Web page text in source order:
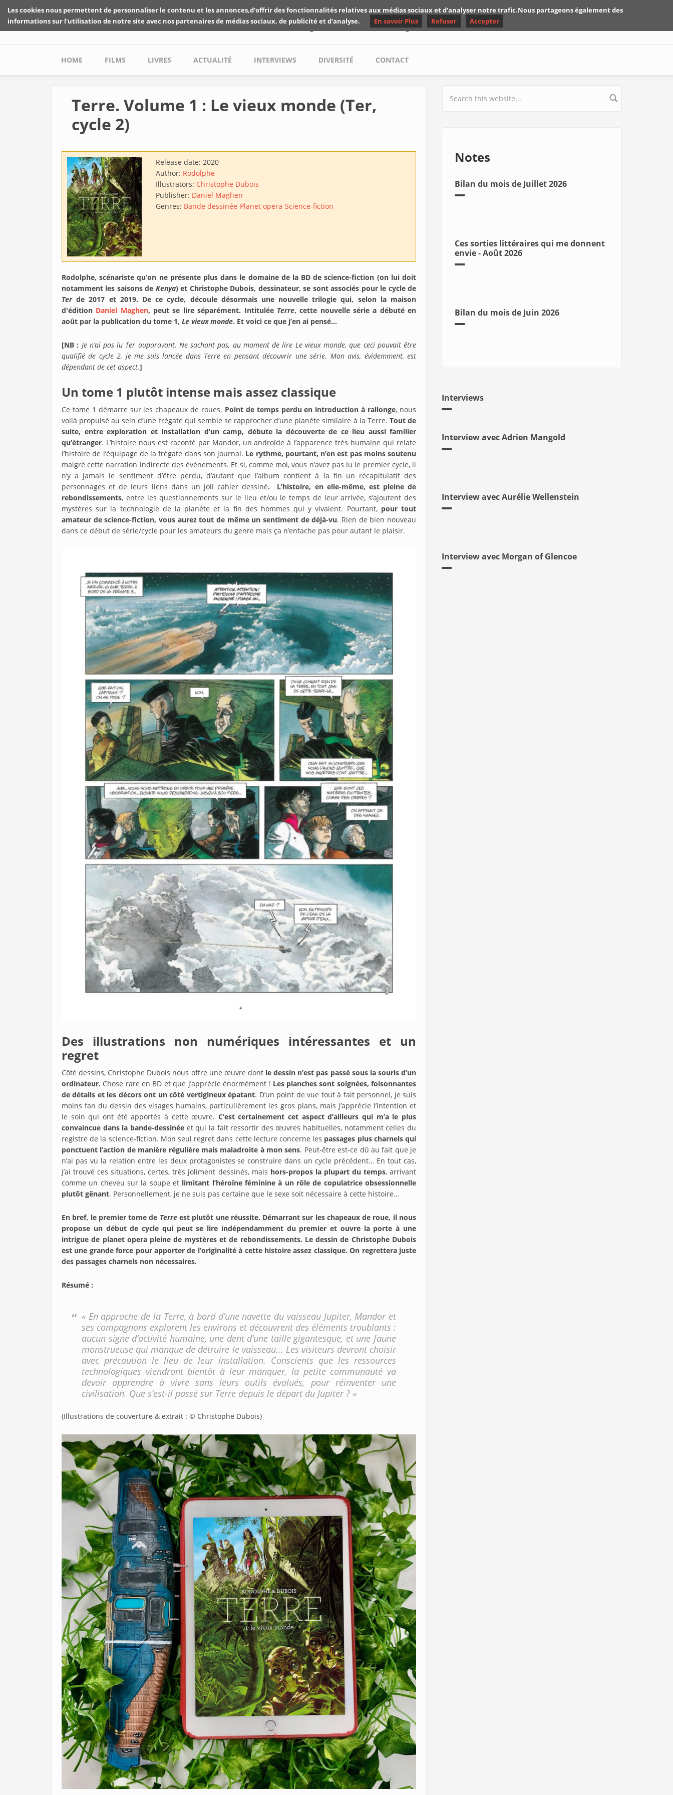
Skip to main content
Les critiques de Yuyine
Main menu
HOME FILMS LIVRES ACTUALITÉ INTERVIEWS DIVERSITÉ CONTACT
Terre. Volume 1 : Le vieux monde (Ter,
cycle 2)
Release date: 2020
Author: Rodolphe
Illustrators: Christophe Dubois
Publisher: Daniel Maghen
Genres: Bande dessinée Planet opera Science-fiction
Rodolphe, scénariste qu’on ne présente plus dans le domaine de la BD de science-fiction (on lui doit
notamment les saisons de Kenya) et Christophe Dubois, dessinateur, se sont associés pour le cycle de
Terde 2017 et 2019. De ce cycle, découle désormais une nouvelle trilogie qui, selon la maison
d'édition Daniel Maghen, peut se lire séparément. Intitulée Terre, cette nouvelle série a débuté en
août par la publication du tome 1, Le vieux monde. Et voici ce que j’en ai pensé…
[NB : Je n’ai pas lu Ter auparavant. Ne sachant pas, au moment de lire Le vieux monde, que ceci pouvait être
qualifié de cycle 2, je me suis lancée dans Terre en pensant découvrir une série. Mon avis, évidemment, est
dépendant de cet aspect.]
Un tome 1 plutôt intense mais assez classique
Ce tome 1 démarre sur les chapeaux de roues. Point de temps perdu en introduction à rallonge, nous
voilà propulsé au sein d’une frégate qui semble se rapprocher d’une planète similaire à la Terre. Tout de
suite, entre exploration et installation d’un camp, débute la découverte de ce lieu aussi familier
qu’étranger. L’histoire nous est raconté par Mandor, un androïde à l’apparence très humaine qui relate
l’histoire de l’équipage de la frégate dans son journal. Le rythme, pourtant, n’en est pas moins soutenu
malgré cette narration indirecte des événements. Et si, comme moi, vous n’avez pas lu le premier cycle, il
n’y a jamais le sentiment d’être perdu, d’autant que l’album contient à la fin un récapitulatif des
personnages et de leurs liens dans un joli cahier dessiné. L’histoire, en elle-même, est pleine de
rebondissements, entre les questionnements sur le lieu et/ou le temps de leur arrivée, s’ajoutent des
mystères sur la technologie de la planète et la fin des hommes qui y vivaient. Pourtant, pour tout
amateur de science-fiction, vous aurez tout de même un sentiment de déjà-vu. Rien de bien nouveau
dans ce début de série/cycle pour les amateurs du genre mais ça n’entache pas pour autant le plaisir.
Des illustrations non numériques intéressantes et un
regret
Côté dessins, Christophe Dubois nous offre une œuvre dont le dessin n’est pas passé sous la souris d’un
ordinateur. Chose rare en BD et que j’apprécie énormément ! Les planches sont soignées, foisonnantes
de détails et les décors ont un côté vertigineux épatant. D’un point de vue tout à fait personnel, je suis
moins fan du dessin des visages humains, particulièrement les gros plans, mais j’apprécie l’intention et
le soin qui ont été apportés à cette œuvre. C’est certainement cet aspect d’ailleurs qui m’a le plus
convaincue dans la bande-dessinéeet qui la fait ressortir des œuvres habituelles, notamment celles du
registre de la science-fiction. Mon seul regret dans cette lecture concerne les passages plus charnels qui
ponctuent l’action de manière régulière mais maladroite à mon sens. Peut-être est-ce dû au fait que je
n’ai pas vu la relation entre les deux protagonistes se construire dans un cycle précédent… En tout cas,
j’ai trouvé ces situations, certes, très joliment dessinés, mais hors-propos la plupart du temps, arrivant
comme un cheveu sur la soupe et limitant l’héroïne féminine à un rôle de copulatrice obsessionnelle
plutôt gênant. Personnellement, je ne suis pas certaine que le sexe soit nécessaire à cette histoire…
En bref, le premier tome de Terreest plutôt une réussite. Démarrant sur les chapeaux de roue, il nous
propose un début de cycle qui peut se lire indépendamment du premier et ouvre la porte à une
intrigue de planet opera pleine de mystères et de rebondissements. Le dessin de Christophe Dubois
est une grande force pour apporter de l’originalité à cette histoire assez classique. On regrettera juste
des passages charnels non nécessaires.
Résumé :
« En approche de la Terre, à bord d’une navette du vaisseau Jupiter, Mandor et
ses compagnons explorent les environs et découvrent des éléments troublants :
aucun signe d’activité humaine, une dent d’une taille gigantesque, et une faune
monstrueuse qui manque de détruire le vaisseau... Les visiteurs devront choisir
avec précaution le lieu de leur installation. Conscients que les ressources
technologiques viendront bientôt à leur manquer, la petite communauté va
devoir apprendre à vivre sans leurs outils évolués, pour réinventer une
civilisation. Que s’est-il passé sur Terre depuis le départ du Jupiter ? »
(Illustrations de couverture & extrait : © Christophe Dubois)
Search form
Notes
Bilan du mois de Juillet 2026
Ces sorties littéraires qui me donnent
envie - Août 2026
Bilan du mois de Juin 2026
Interviews
Interview avec Adrien Mangold
Interview avec Aurélie Wellenstein
Interview avec Morgan of Glencoe
Les cookies nous permettent de personnaliser le contenu et les annonces,d'offrir des fonctionnalités relatives aux médias sociaux et d'analyser notre trafic.Nous partageons également des
informations sur l'utilisation de notre site avec nos partenaires de médias sociaux, de publicité et d'analyse.
En savoir Plus Refuser Accepter